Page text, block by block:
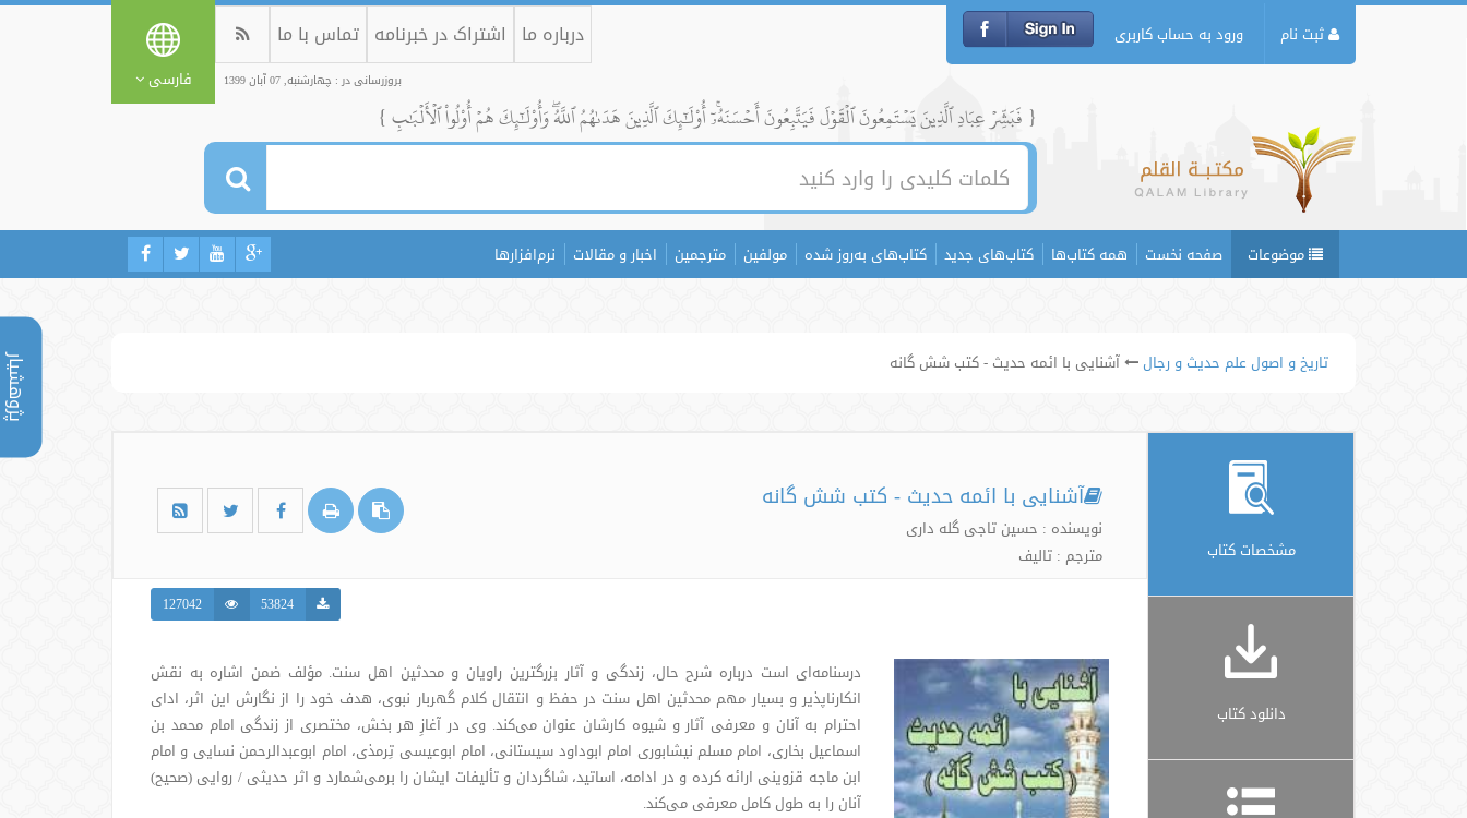
پژوهشیار
ثبت نام ورود به حساب کاربری درباره ما اشتراک در خبرنامه تماس با ما
بروزرسانی در : چهارشنبه, 07 آبان 1399 فارسی
{ فَبَشِّرۡ عِبَادِ ٱلَّذِينَ يَسۡتَمِعُونَ ٱلۡقَوۡلَ فَيَتَّبِعُونَ أَحۡسَنَهُۥٓۚ أُوْلَٰٓئِكَ ٱلَّذِينَ هَدَىٰهُمُ ٱللَّهُۖ وَأُوْلَٰٓئِكَ هُمۡ أُوْلُواْ ٱلۡأَلۡبَٰبِ }
موضوعات صفحه نخست همه کتاب‌ها کتاب‌های جدید کتاب‌های به‌روز شده مولفین مترجمین اخبار و مقالات نرم‌افزارها
تاریخ و اصول علم حدیث و رجال آشنایی با ائمه حدیث - کتب شش گانه
مشخصات کتاب
دانلود کتاب
آشنایی با ائمه حدیث - کتب شش گانه
نویسنده : حسین تاجی گله داری
مترجم : تالیف
53824
127042
درسنامه‌ای است درباره شرح حال، زندگی و آثار بزرگترین راویان و محدثین اهل سنت. مؤلف ضمن اشاره به نقش
انکارناپذیر و بسیار مهم محدثین اهل سنت در حفظ و انتقال کلام گهربار نبوی، هدف خود را از نگارش این اثر، ادای
احترام به آنان و معرفی آثار و شیوه کارشان عنوان می‌کند. وی در آغازِ هر بخش، مختصری از زندگی امام محمد بن
اسماعیل بخاری، امام مسلم نیشابوری امام ابوداود سیستانی، امام ابوعیسی تِرمذی، امام ابوعبدالرحمن نسایی و امام
ابن ماجه قزوینی ارائه کرده و در ادامه، اساتید، شاگردان و تألیفات ایشان را برمی‌شمارد و اثر حدیثی / روایی (صحیح)
آنان را به طول کامل معرفی می‌کند.